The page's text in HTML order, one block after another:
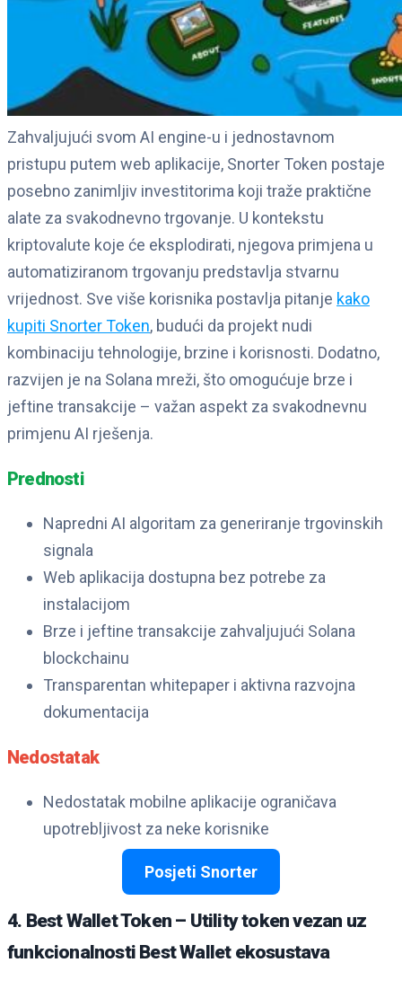
Zahvaljujući svom AI engine-u i jednostavnom
pristupu putem web aplikacije, Snorter Token postaje
posebno zanimljiv investitorima koji traže praktične
alate za svakodnevno trgovanje. U kontekstu
kriptovalute koje će eksplodirati, njegova primjena u
automatiziranom trgovanju predstavlja stvarnu
vrijednost. Sve više korisnika postavlja pitanje kako
kupiti Snorter Token, budući da projekt nudi
kombinaciju tehnologije, brzine i korisnosti. Dodatno,
razvijen je na Solana mreži, što omogućuje brze i
jeftine transakcije – važan aspekt za svakodnevnu
primjenu AI rješenja.
Prednosti
Napredni AI algoritam za generiranje trgovinskih
signala
Web aplikacija dostupna bez potrebe za
instalacijom
Brze i jeftine transakcije zahvaljujući Solana
blockchainu
Transparentan whitepaper i aktivna razvojna
dokumentacija
Nedostatak
Nedostatak mobilne aplikacije ograničava
upotrebljivost za neke korisnike
Posjeti Snorter
4. Best Wallet Token – Utility token vezan uz
funkcionalnosti Best Wallet ekosustava